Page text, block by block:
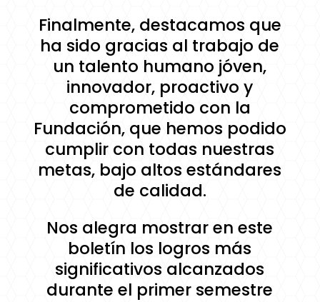
Finalmente, destacamos que
ha sido gracias al trabajo de
un talento humano jóven,
innovador, proactivo y
comprometido con la
Fundación, que hemos podido
cumplir con todas nuestras
metas, bajo altos estándares
de calidad.
Nos alegra mostrar en este
boletín los logros más
significativos alcanzados
durante el primer semestre